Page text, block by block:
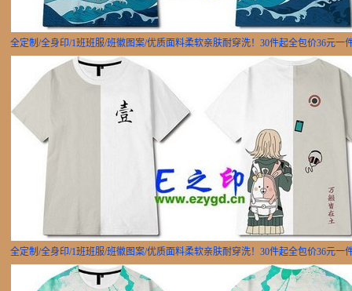
全定制/全身印/1班班服/班徽图案/优质面料柔软亲肤耐穿洗！30件起全包价36元一
全定制/全身印/1班班服/班徽图案/优质面料柔软亲肤耐穿洗！30件起全包价36元一